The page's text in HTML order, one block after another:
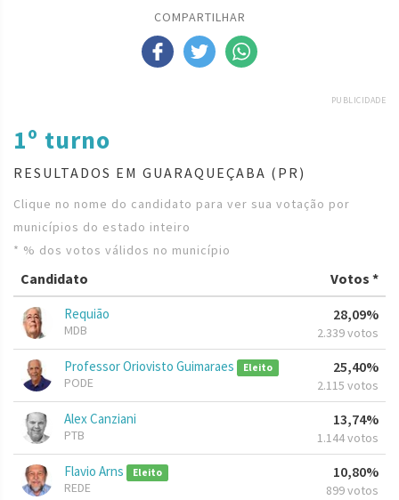
COMPARTILHAR
PUBLICIDADE
1º turno
RESULTADOS EM GUARAQUEÇABA (PR)
Clique no nome do candidato para ver sua votação por
municípios do estado inteiro
* % dos votos válidos no município
Candidato Votos *
Requião
MDB
28,09%
2.339 votos
Professor Oriovisto Guimaraes Eleito
PODE
25,40%
2.115 votos
Alex Canziani
PTB
13,74%
1.144 votos
Flavio Arns Eleito
REDE
10,80%
899 votos